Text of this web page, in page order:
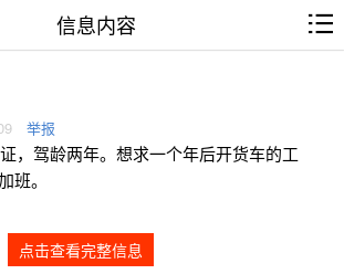
信息内容
举报
，驾龄两年。想求一个年后开货车的工
班。
点击查看完整信息